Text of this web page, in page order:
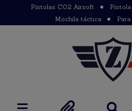
Pistolas CO2 Airsoft
Mochila táctica